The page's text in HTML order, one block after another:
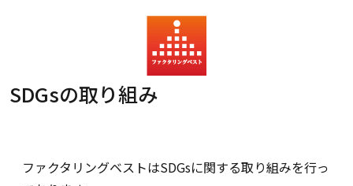
SDGsの取り組み
ファクタリングベストはSDGsに関する取り組みを行っ